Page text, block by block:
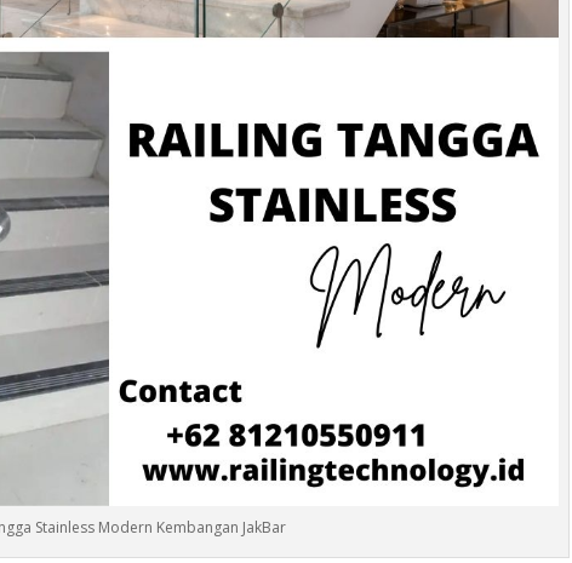
Stainless Modern Kembangan JakBar